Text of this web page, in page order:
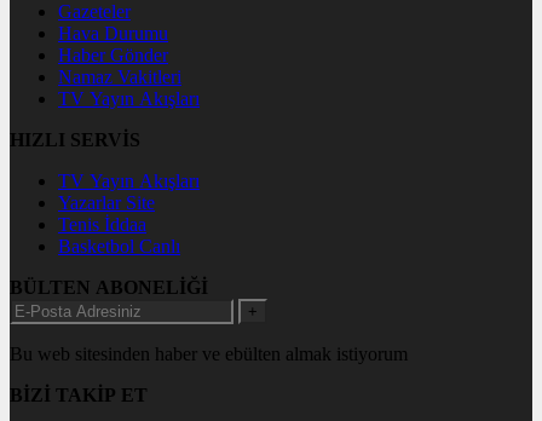
Gazeteler
Hava Durumu
Haber Gönder
Namaz Vakitleri
TV Yayın Akışları
HIZLI SERVİS
TV Yayın Akışları
Yazarlar Site
Tenis İddaa
Basketbol Canlı
BÜLTEN ABONELİĞİ
+
Bu web sitesinden haber ve ebülten almak istiyorum
BİZİ TAKİP ET